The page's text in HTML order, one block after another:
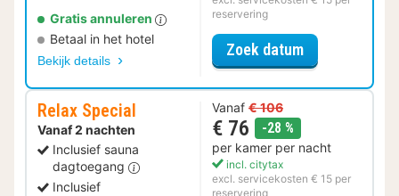
Gratis annuleren
Betaal in het hotel
Bekijk details
reservering
Zoek datumvoor Zomer
Relax Special
Vanaf 2 nachten
Inclusief sauna
dagtoegang
Inclusief
Vanaf € 106
€ 76 -28 %
per kamer per nacht
incl. citytax
excl. servicekosten € 15 per
reservering